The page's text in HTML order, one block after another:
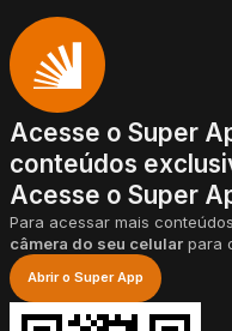
Acesse o Super
conteúdos
Acesse o Super
Para acessar mais
câmera do seu celular para
Abrir o Super App